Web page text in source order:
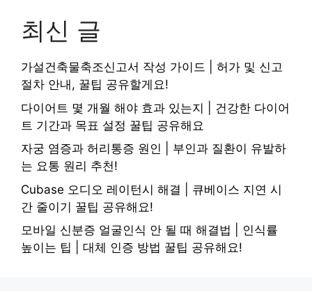
최신 글
가설건축물축조신고서 작성 가이드 | 허가 및 신고
절차 안내, 꿀팁 공유할게요!
다이어트 몇 개월 해야 효과 있는지 | 건강한 다이어
트 기간과 목표 설정 꿀팁 공유해요
자궁 염증과 허리통증 원인 | 부인과 질환이 유발하
는 요통 원리 추천!
Cubase 오디오 레이턴시 해결 | 큐베이스 지연 시
간 줄이기 꿀팁 공유해요!
모바일 신분증 얼굴인식 안 될 때 해결법 | 인식률
높이는 팁 | 대체 인증 방법 꿀팁 공유해요!